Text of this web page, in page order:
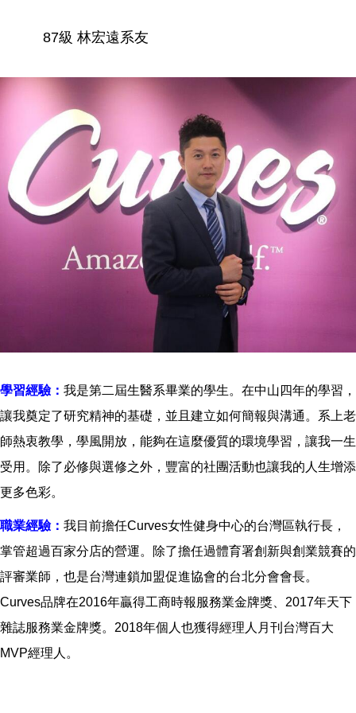
87級 林宏遠系友
學習經驗： 我是第二屆生醫系畢業的學生。在中山四年的學習，
讓我奠定了研究精神的基礎，並且建立如何簡報與溝通。系上老
師熱衷教學，學風開放，能夠在這麼優質的環境學習，讓我一生
受用。除了必修與選修之外，豐富的社團活動也讓我的人生增添
更多色彩。
職業經驗： 我目前擔任Curves女性健身中心的台灣區執行長，
掌管超過百家分店的營運。除了擔任過體育署創新與創業競賽的
評審業師，也是台灣連鎖加盟促進協會的台北分會會長。
Curves品牌在2016年贏得工商時報服務業金牌獎、2017年天下
雜誌服務業金牌獎。2018年個人也獲得經理人月刊台灣百大
MVP經理人。